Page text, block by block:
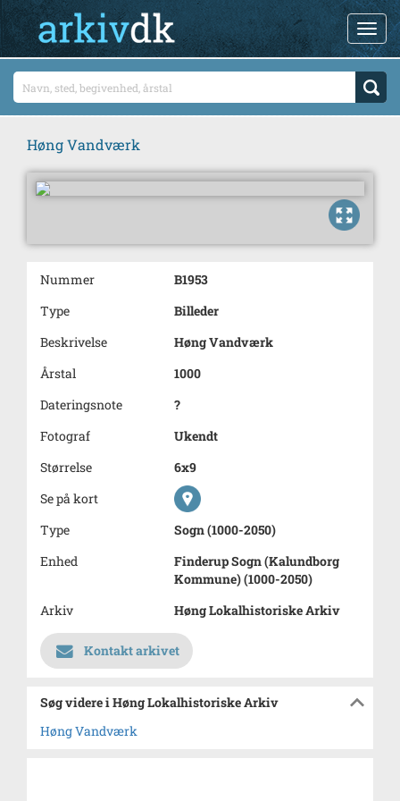
Høng Vandværk
Nummer
B1953
Type
Billeder
Beskrivelse
Høng Vandværk
Årstal
1000
Dateringsnote
?
Fotograf
Ukendt
Størrelse
6x9
Se på kort
Type
Sogn (1000-2050)
Enhed
Finderup Sogn (Kalundborg
Kommune) (1000-2050)
Arkiv
Høng Lokalhistoriske Arkiv
Kontakt arkivet
Søg videre i Høng Lokalhistoriske Arkiv
Høng Vandværk